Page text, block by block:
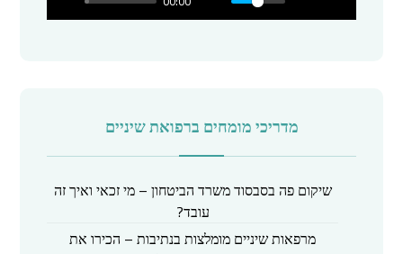
מדריכי מומחים ברפואת שיניים
שיקום פה בסבסוד משרד הביטחון – מי זכאי ואיך זה
עובד?
מרפאות שיניים מומלצות בנתיבות – הכירו את